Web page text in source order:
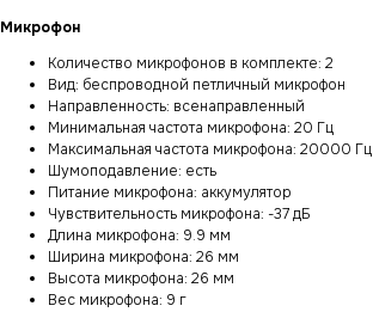
Микрофон
Количество микрофонов в комплекте: 2
Вид: беспроводной петличный микрофон
Направленность: всенаправленный
Минимальная частота микрофона: 20 Гц
Максимальная частота микрофона: 20000 Гц
Шумоподавление: есть
Питание микрофона: аккумулятор
Чувствительность микрофона: -37 дБ
Длина микрофона: 9.9 мм
Ширина микрофона: 26 мм
Высота микрофона: 26 мм
Вес микрофона: 9 г